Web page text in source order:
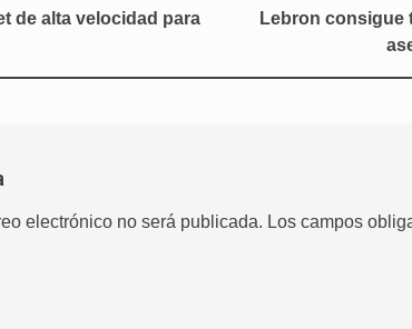
de alta velocidad para
Lebron consigue
electrónico no será publicada. Los campos